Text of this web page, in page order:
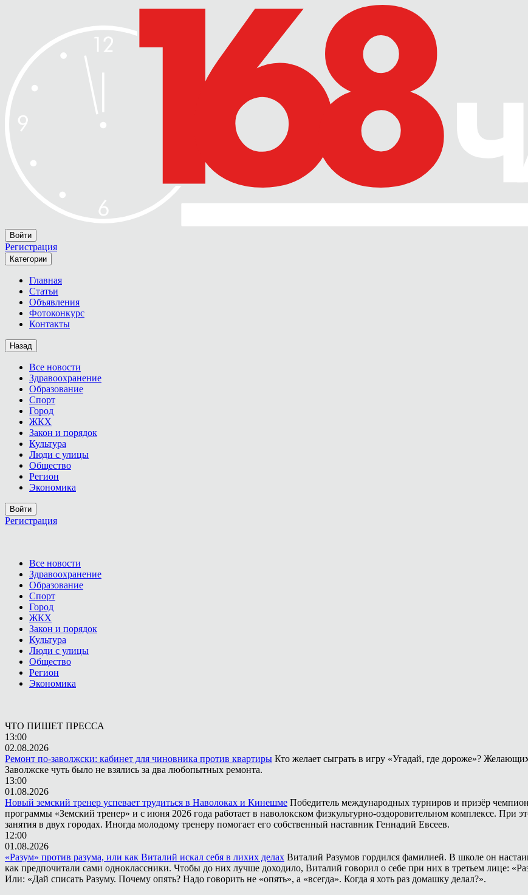
Войти
Регистрация
Категории
Главная
Статьи
Объявления
Фотоконкурс
Контакты
Назад
Все новости
Здравоохранение
Образование
Спорт
Город
ЖКХ
Закон и порядок
Культура
Люди с улицы
Общество
Регион
Экономика
Войти
Регистрация
Все новости
Здравоохранение
Образование
Спорт
Город
ЖКХ
Закон и порядок
Культура
Люди с улицы
Общество
Регион
Экономика
ЧТО ПИШЕТ ПРЕССА
13:00
02.08.2026
Ремонт по-заволжски: кабинет для чиновника против квартиры Кто желает сыграть в игру «Угадай, где дороже»?
Заволжске чуть было не взялись за два любопытных ремонта.
13:00
01.08.2026
Новый земский тренер успевает трудиться в Наволоках и Кинешме Победитель международных турниров и призёр
программы «Земский тренер» и с июня 2026 года работает в наволокском физкультурно-оздоровительном комплексе. При
занятия в двух городах. Иногда молодому тренеру помогает его собственный наставник Геннадий Евсеев.
12:00
01.08.2026
«Разум» против разума, или как Виталий искал себя в лихих делах Виталий Разумов гордился фамилией. В школе он
как предпочитали сами одноклассники. Чтобы до них лучше доходило, Виталий говорил о себе при них в третьем лице:
Или: «Дай списать Разуму. Почему опять? Надо говорить не «опять», а «всегда». Когда я хоть раз домашку делал?».